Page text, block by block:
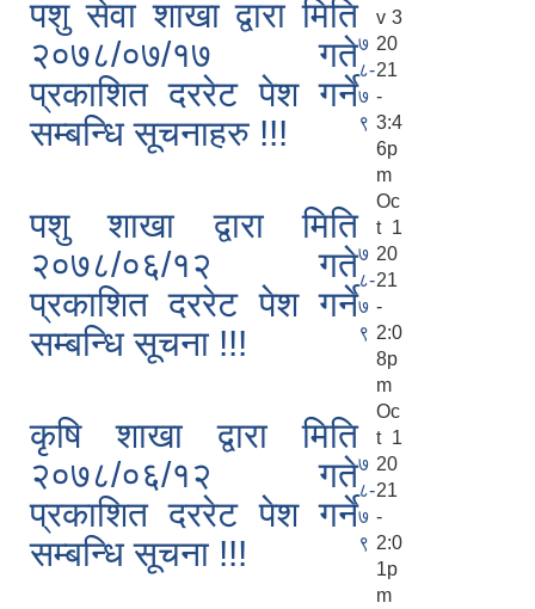
पशु सेवा शाखा द्वारा मिति
२०७८/०७/१७ गते
प्रकाशित दररेट पेश गर्ने
सम्बन्धि सूचनाहरु !!!
७
८-
७
९
v 3
20
21
-
3:4
6p
m
पशु शाखा द्वारा मिति
२०७८/०६/१२ गते
प्रकाशित दररेट पेश गर्ने
सम्बन्धि सूचना !!!
७
८-
७
९
Oc
t 1
20
21
-
2:0
8p
m
कृषि शाखा द्वारा मिति
२०७८/०६/१२ गते
प्रकाशित दररेट पेश गर्ने
सम्बन्धि सूचना !!!
७
८-
७
९
Oc
t 1
20
21
-
2:0
1p
m